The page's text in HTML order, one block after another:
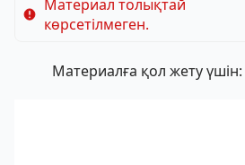
Материал толықтай
көрсетілмеген.
Материалға қол жету үшін: